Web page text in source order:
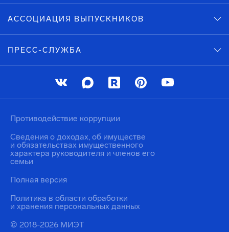
АССОЦИАЦИЯ ВЫПУСКНИКОВ
ПРЕСС-СЛУЖБА
© 2018-2026 МИЭТ
Политика в области обработки
и хранения персональных данных
Противодействие коррупции
Сведения о доходах, об имуществе
и обязательствах имущественного
характера руководителя и членов его
семьи
Полная версия